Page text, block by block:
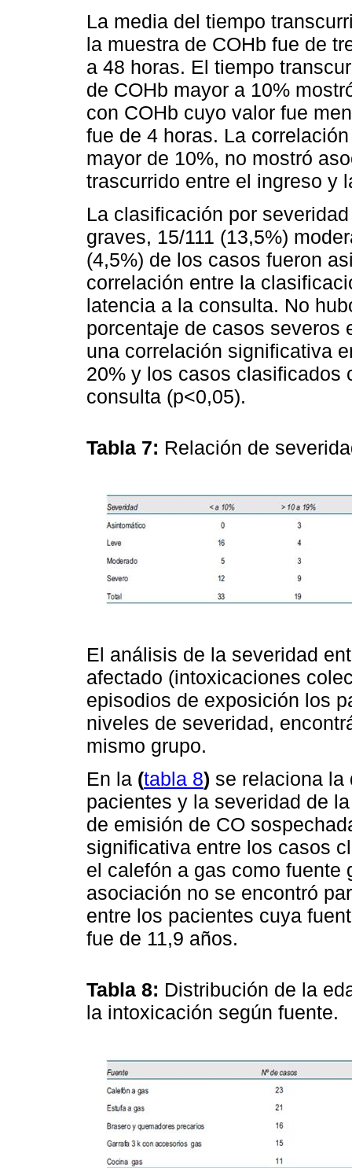
La media del tiempo
la muestra de COHb fue de
a 48 horas. El tiempo
de COHb mayor a 10%
con COHb cuyo valor fue
fue de 4 horas. La
mayor de 10%, no mostró
trascurrido entre el ingreso y
La clasificación por
graves, 15/111 (13,5%)
(4,5%) de los casos fueron
correlación entre la
latencia a la consulta. No
porcentaje de casos severos
una correlación significativa
20% y los casos clasificados
consulta (p<0,05).
Tabla 7: Relación de
El análisis de la severidad
afectado (intoxicaciones
episodios de exposición los
niveles de severidad,
mismo grupo.
En la (tabla 8) se relaciona la
pacientes y la severidad de
de emisión de CO
significativa entre los casos
el calefón a gas como fuente
asociación no se encontró
entre los pacientes cuya
fue de 11,9 años.
Tabla 8: Distribución de la
la intoxicación según fuente.